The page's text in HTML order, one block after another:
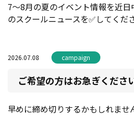
7～8月の夏のイベント情報を近
のスクールニュースを✅してくだ
2026.07.08 campaign
ご希望の方はお急ぎくださ
早めに締め切りするかもしれま